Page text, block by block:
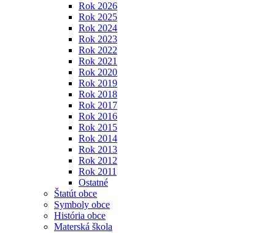
Rok 2026
Rok 2025
Rok 2024
Rok 2023
Rok 2022
Rok 2021
Rok 2020
Rok 2019
Rok 2018
Rok 2017
Rok 2016
Rok 2015
Rok 2014
Rok 2013
Rok 2012
Rok 2011
Ostatné
Štatút obce
Symboly obce
História obce
Materská škola